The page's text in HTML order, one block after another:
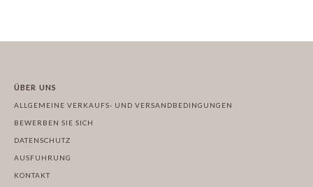
ÜBER UNS
ALLGEMEINE VERKAUFS- UND VERSANDBEDINGUNGEN
BEWERBEN SIE SICH
DATENSCHUTZ
AUSFUHRUNG
KONTAKT